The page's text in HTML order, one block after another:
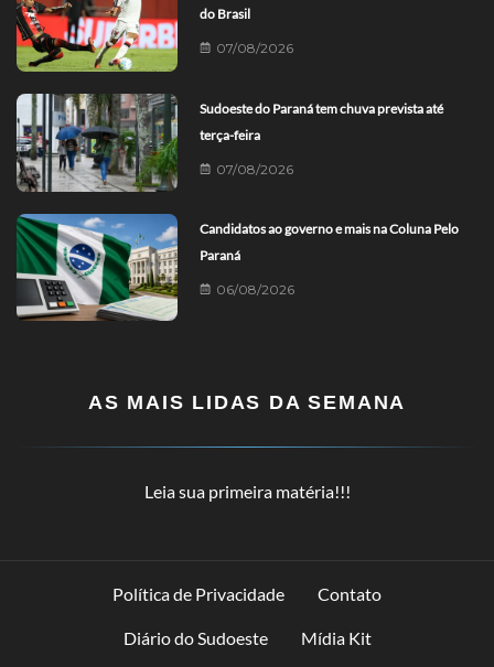
do Brasil
07/08/2026
Sudoeste do Paraná tem chuva prevista até
terça-feira
07/08/2026
Candidatos ao governo e mais na Coluna Pelo
Paraná
06/08/2026
AS MAIS LIDAS DA SEMANA
Leia sua primeira matéria!!!
Política de Privacidade Contato
Diário do Sudoeste Mídia Kit